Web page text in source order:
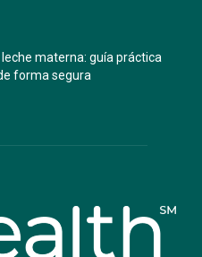
materna: guía práctica
forma segura